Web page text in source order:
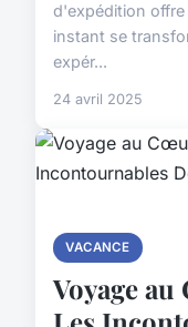
d'expédition
instant se
expér...
24 avril 2025
VACANCE
Voyage